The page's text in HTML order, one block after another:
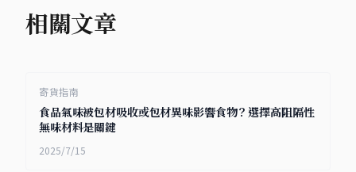
相關文章
寄貨指南
食品氣味被包材吸收或包材異味影響食物？選擇高阻隔性
無味材料是關鍵
2025/7/15